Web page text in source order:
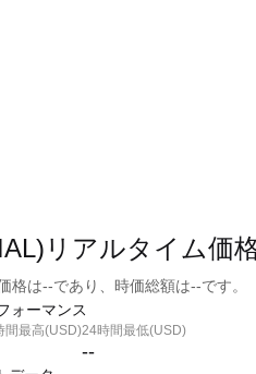
リアルタイム価
格は--であり、時価総額は--です。
ォーマンス
間最高(USD)24時間最低(USD)
--